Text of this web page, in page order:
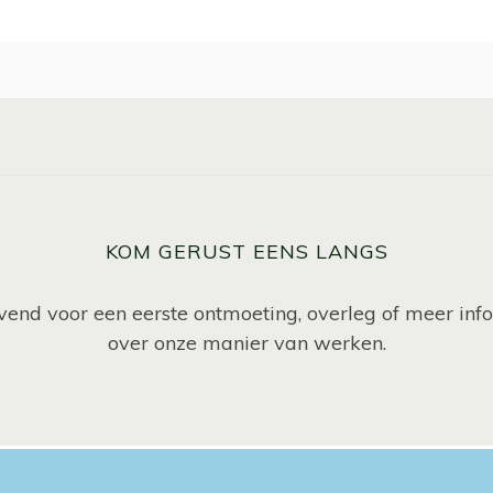
KOM GERUST EENS LANGS
voor een eerste ontmoeting, overleg of meer
over onze manier van werken.